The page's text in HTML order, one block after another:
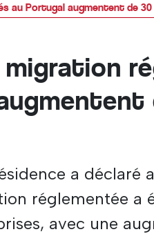
au Portugal augmentent de 30
a déclaré
réglementée a
avec une